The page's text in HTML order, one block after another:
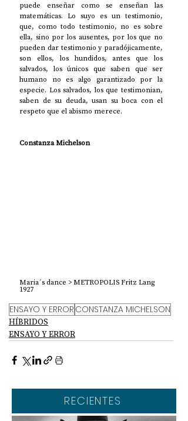
puede enseñar como se enseñan las
matemáticas. Lo suyo es un testimonio,
que, como todo testimonio, no es sobre
ella, sino por los ausentes, por los que no
pueden dar testimonio y paradójicamente,
son ellos, los hundidos, antes que los
salvados, los únicos que saben que ser
humano no es algo garantizado por la
especie. Los salvados, los que testimonian,
saben de su deuda, usan su boca con el
respeto que el abismo merece.
Constanza Michelson
Maria´s dance > METROPOLIS Fritz Lang
1927
ENSAYO Y ERROR CONSTANZA MICHELSON
HÍBRIDOS
ENSAYO Y ERROR
RECIENTES